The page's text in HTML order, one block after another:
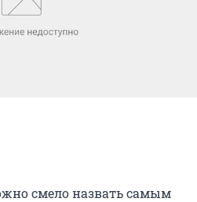
смело назвать самым